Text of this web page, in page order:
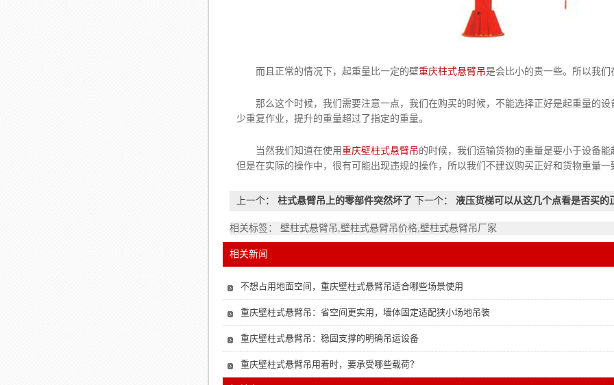
而且正常的情况下，起重量比一定的壁重庆柱式悬臂吊是会比小的贵一些。所以我
那么这个时候，我们需要注意一点，我们在购买的时候，不能选择正好是起重量的设
少重复作业，提升的重量超过了指定的重量。
当然我们知道在使用重庆壁柱式悬臂吊的时候，我们运输货物的重量是要小于设备
但是在实际的操作中，很有可能出现违规的操作，所以我们不建议购买正好和货物重量一
上一个： 柱式悬臂吊上的零部件突然坏了 下一个： 液压货梯可以从这几个点看是否买的
相关标签： 壁柱式悬臂吊,壁柱式悬臂吊价格,壁柱式悬臂吊厂家
相关新闻
不想占用地面空间，重庆壁柱式悬臂吊适合哪些场景使用
重庆壁柱式悬臂吊：省空间更实用，墙体固定适配狭小场地吊装
重庆壁柱式悬臂吊：稳固支撑的明确吊运设备
重庆壁柱式悬臂吊用着时，要承受哪些载荷？